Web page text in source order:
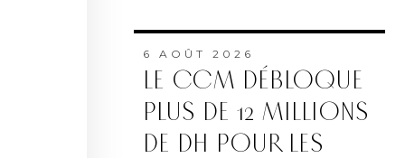
6 AOÛT 2026
LE CCM DÉBLOQUE
PLUS DE 12 MILLIONS
DE DH POUR LES